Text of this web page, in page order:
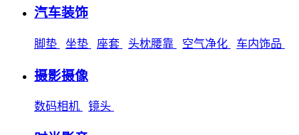
汽车装饰
脚垫 坐垫 座套 头枕腰靠 空气净化 车内饰品
摄影摄像
数码相机 镜头